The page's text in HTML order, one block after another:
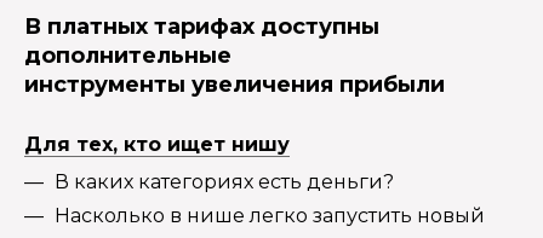
В платных тарифах доступны
дополнительные
инструменты увеличения прибыли
Для тех, кто ищет нишу
В каких категориях есть деньги?
Насколько в нише легко запустить новый